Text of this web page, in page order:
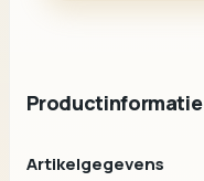
Productinformatie
Artikelgegevens